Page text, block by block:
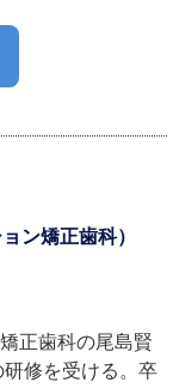
ン矯正歯科）
正歯科の尾島賢
修を受ける。卒